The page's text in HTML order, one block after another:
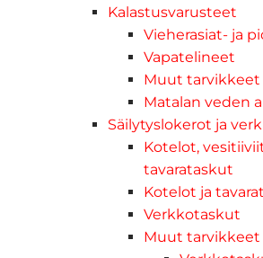
Kalastusvarusteet
Vieherasiat- ja
Vapatelineet
Muut tarvikkeet
Matalan veden
Säilytyslokerot ja
Kotelot,
tavarataskut
Kotelot ja
Verkkotaskut
Muut tarvikkeet